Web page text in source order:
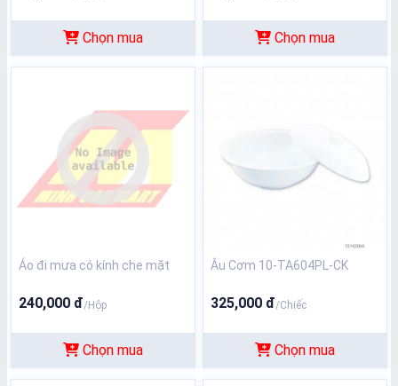
Chọn mua Chọn mua
Áo đi mưa có kính che mặt
240,000 đ/Hộp
Chọn mua
Âu Cơm 10-TA604PL-CK
325,000 đ/Chiếc
Chọn mua